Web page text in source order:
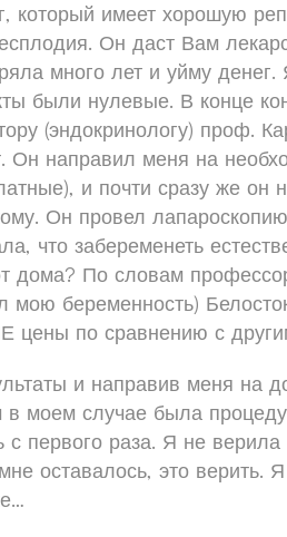
который имеет хорошую
Он даст Вам
много лет и уйму
были нулевые. В конце
(эндокринологу) проф.
направил меня на
и почти сразу же он
Он провел
что забеременеть
дома? По словам
мою беременность)
цены по сравнению с
и направив меня на
моем случае была
первого раза. Я не верила
оставалось, это верить.